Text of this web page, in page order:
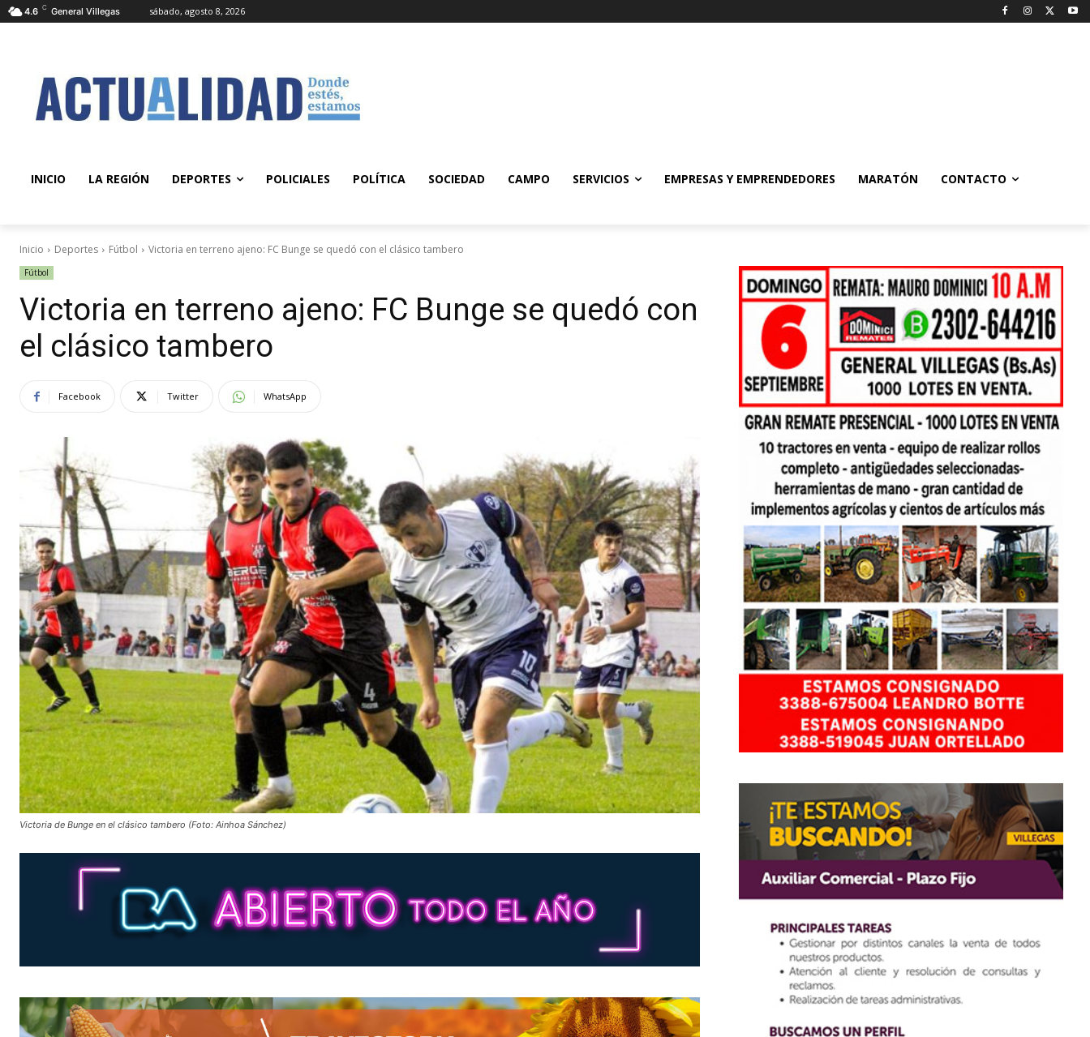
4.6 C General Villegas sábado, agosto 8, 2026
INICIO LA REGIÓN DEPORTES POLICIALES POLÍTICA SOCIEDAD CAMPO SERVICIOS EMPRESAS Y EMPRENDEDORES MARATÓN CONTACTO
Inicio Deportes Fútbol Victoria en terreno ajeno: FC Bunge se quedó con el clásico tambero
Fútbol
Victoria en terreno ajeno: FC Bunge se quedó con
el clásico tambero
Facebook Twitter WhatsApp
Victoria de Bunge en el clásico tambero (Foto: Ainhoa Sánchez)